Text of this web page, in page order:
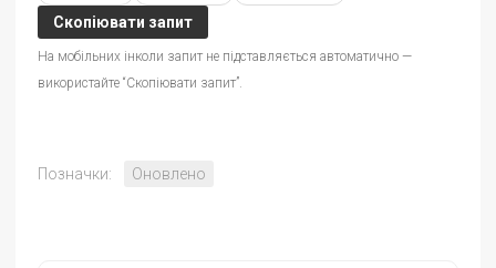
Скопіювати запит
На мобільних інколи запит не підставляється автоматично —
використайте “Скопіювати запит”.
Позначки: Оновлено